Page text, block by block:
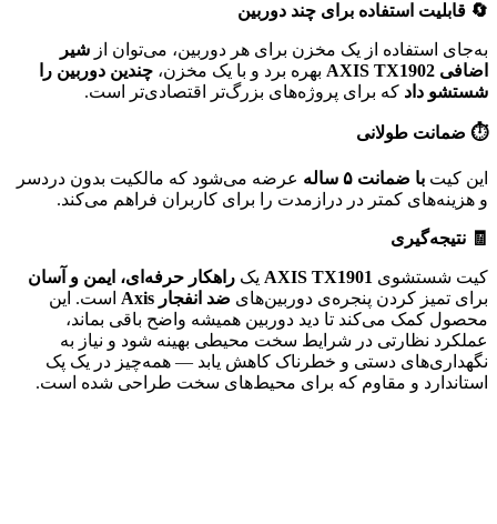
🔄 قابلیت استفاده برای چند دوربین
به‌جای استفاده از یک مخزن برای هر دوربین، می‌توان از شیر
اضافی
بهره برد و با یک مخزن، چندین دوربین را
شستشو داد که برای پروژه‌های بزرگ‌تر اقتصادی‌تر است.
⏱ ضمانت طولانی
این کیت با ضمانت ۵ ساله عرضه می‌شود که مالکیت بدون دردسر
و هزینه‌های کمتر در درازمدت را برای کاربران فراهم می‌کند.
🧾 نتیجه‌گیری
کیت شستشوی AXIS TX1901 یک راهکار حرفه‌ای، ایمن و آسان
برای تمیز کردن پنجره‌ی دوربین‌های ضد انفجار
است. این
محصول کمک می‌کند تا دید دوربین همیشه واضح باقی بماند،
عملکرد نظارتی در شرایط سخت محیطی بهینه شود و نیاز به
نگهداری‌های دستی و خطرناک کاهش یابد — همه‌چیز در یک پک
استاندارد و مقاوم که برای محیط‌های سخت طراحی شده است.